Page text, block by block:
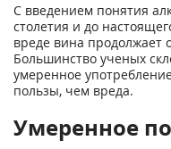
С введением понятия
столетия и до
вреде вина продолжает
Большинство ученых
умеренное
пользы, чем вреда.
Умеренное